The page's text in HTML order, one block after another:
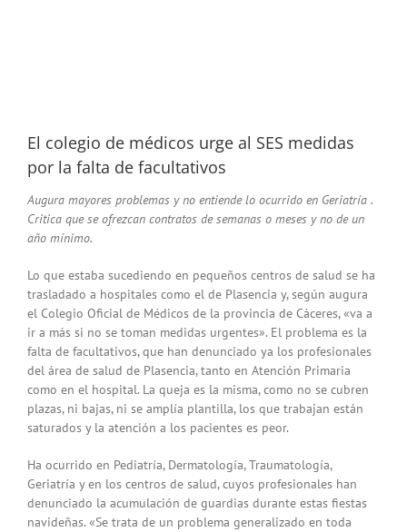
El colegio de médicos urge al SES medidas
por la falta de facultativos
Augura mayores problemas y no entiende lo ocurrido en Geriatría .
Critica que se ofrezcan contratos de semanas o meses y no de un
año mínimo.
Lo que estaba sucediendo en pequeños centros de salud se ha
trasladado a hospitales como el de Plasencia y, según augura
el Colegio Oficial de Médicos de la provincia de Cáceres, «va a
ir a más si no se toman medidas urgentes». El problema es la
falta de facultativos, que han denunciado ya los profesionales
del área de salud de Plasencia, tanto en Atención Primaria
como en el hospital. La queja es la misma, como no se cubren
plazas, ni bajas, ni se amplía plantilla, los que trabajan están
saturados y la atención a los pacientes es peor.
Ha ocurrido en Pediatría, Dermatología, Traumatología,
Geriatría y en los centros de salud, cuyos profesionales han
denunciado la acumulación de guardias durante estas fiestas
navideñas. «Se trata de un problema generalizado en toda